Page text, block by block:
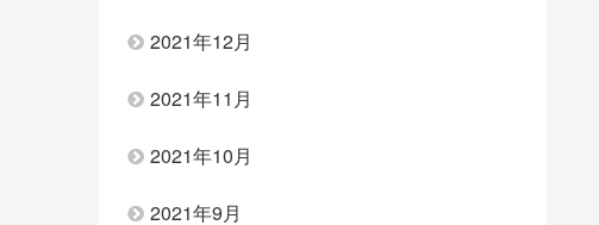
2021年12月
2021年11月
2021年10月
2021年9月